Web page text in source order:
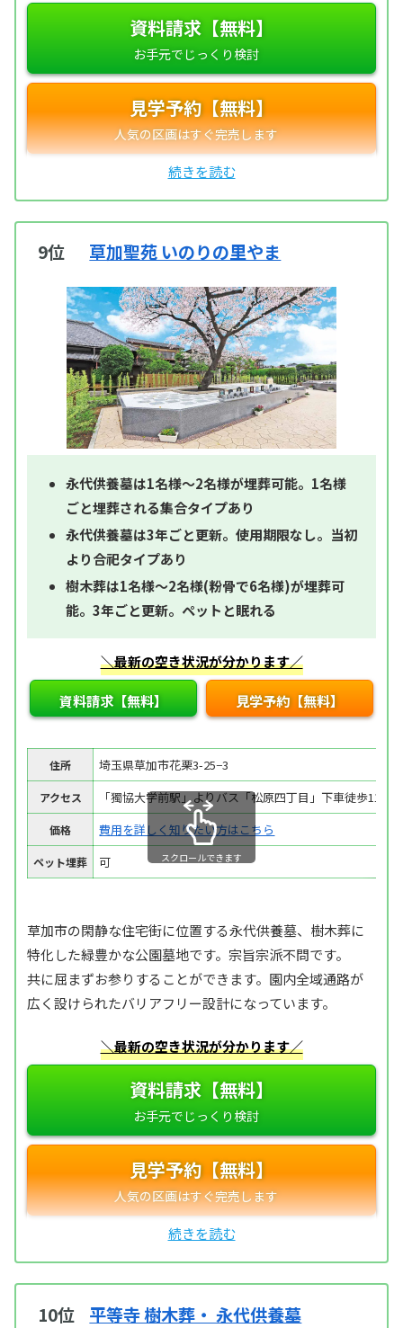
資料請求【無料】
見学予約【無料】
9位 草加聖苑 いのりの里やま
永代供養墓は1名様～2名様が埋葬可能。1名様
ごと埋葬される集合タイプあり
永代供養墓は3年ごと更新。使用期限なし。当初
より合祀タイプあり
樹木葬は1名様～2名様(粉骨で6名様)が埋葬可
能。3年ごと更新。ペットと眠れる
＼最新の空き状況が分かります／
資料請求【無料】 見学予約【無料】
住所 埼玉県草加市花栗3-25−3
アクセス 「獨協大学前駅」よりバス「松原四丁目」下車徒歩11分
価格 費用を詳しく知りたい方はこちら
ペット埋葬 可 スクロールできます
草加市の閑静な住宅街に位置する永代供養墓、樹木葬に
特化した緑豊かな公園墓地です。宗旨宗派不問です。
共に屈まずお参りすることができます。園内全域通路が
広く設けられたバリアフリー設計になっています。
＼最新の空き状況が分かります／
資料請求【無料】
見学予約【無料】
10位 平等寺 樹木葬・ 永代供養墓